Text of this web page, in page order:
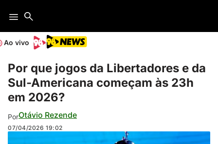
Ao vivo
Por que jogos da Libertadores e da
Sul-Americana começam às 23h
em 2026?
PorOtávio Rezende
07/04/2026 19:02